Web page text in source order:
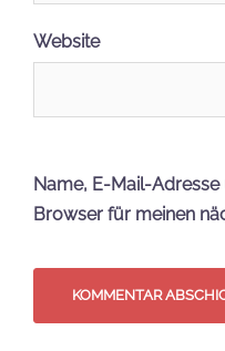
Website
Name, E-Mail-
Browser für meinen